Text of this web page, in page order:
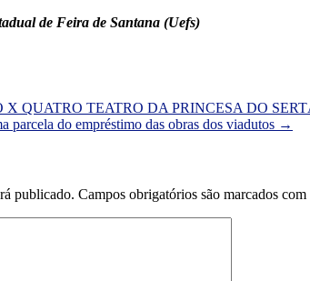
de Feira de Santana (Uefs)
X QUATRO TEATRO DA PRINCESA DO
parcela do empréstimo das obras dos viadutos →
publicado. Campos obrigatórios são marcados com